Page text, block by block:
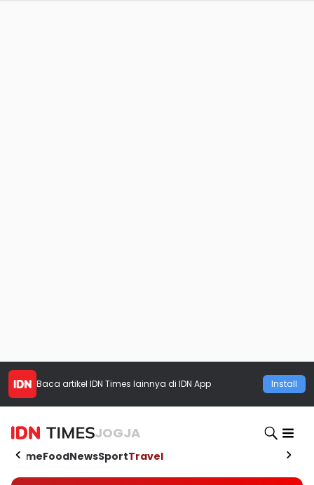
Baca artikel IDN Times lainnya di IDN App Install
JOGJA
HomeFoodNewsSportTravel